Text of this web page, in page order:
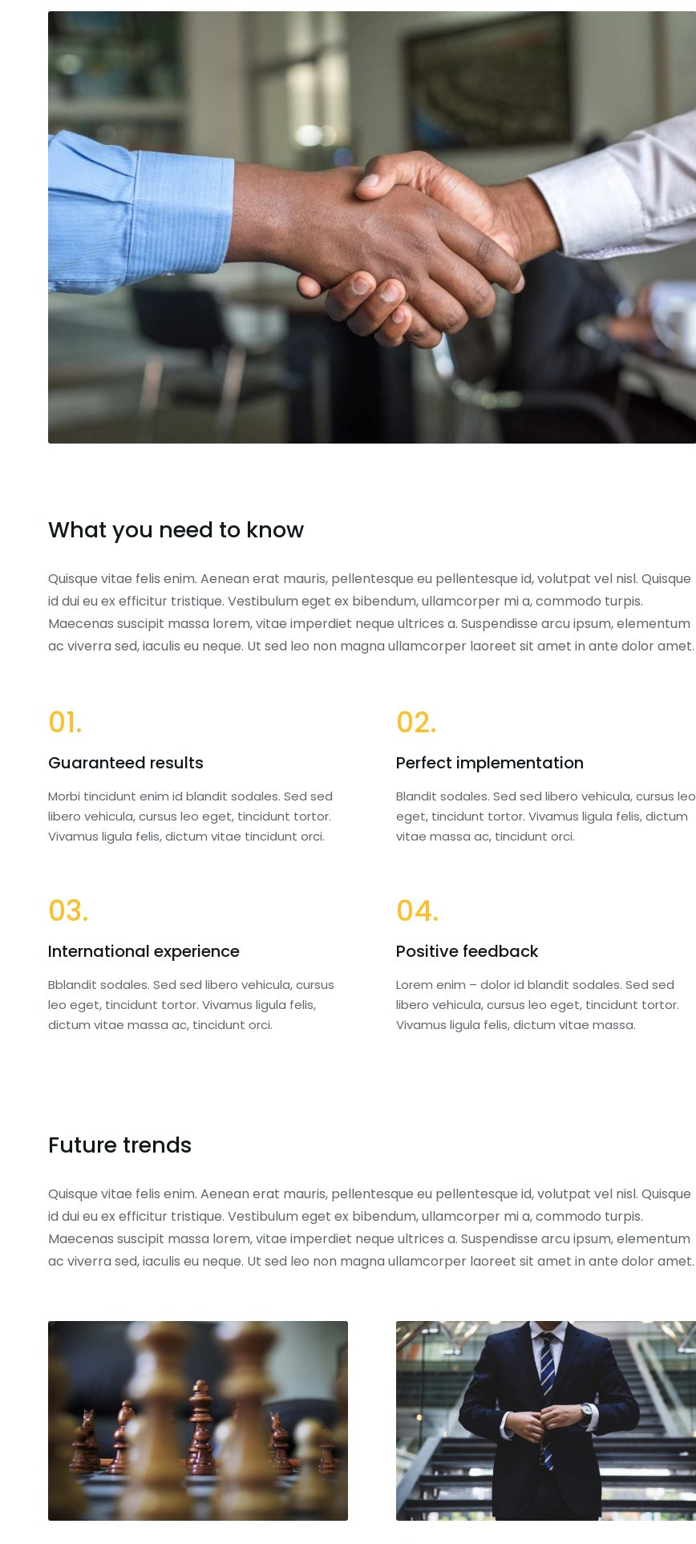
What you need to know
Quisque vitae felis enim. Aenean erat mauris, pellentesque eu pellentesque id, volutpat vel nisl. Quisque
id dui eu ex efficitur tristique. Vestibulum eget ex bibendum, ullamcorper mi a, commodo turpis.
Maecenas suscipit massa lorem, vitae imperdiet neque ultrices a. Suspendisse arcu ipsum, elementum
ac viverra sed, iaculis eu neque. Ut sed leo non magna ullamcorper laoreet sit amet in ante dolor amet.
01.
Guaranteed results
Morbi tincidunt enim id blandit sodales. Sed sed
libero vehicula, cursus leo eget, tincidunt tortor.
Vivamus ligula felis, dictum vitae tincidunt orci.
02.
Perfect implementation
Blandit sodales. Sed sed libero vehicula, cursus leo
eget, tincidunt tortor. Vivamus ligula felis, dictum
vitae massa ac, tincidunt orci.
03.
International experience
Bblandit sodales. Sed sed libero vehicula, cursus
leo eget, tincidunt tortor. Vivamus ligula felis,
dictum vitae massa ac, tincidunt orci.
04.
Positive feedback
Lorem enim – dolor id blandit sodales. Sed sed
libero vehicula, cursus leo eget, tincidunt tortor.
Vivamus ligula felis, dictum vitae massa.
Future trends
Quisque vitae felis enim. Aenean erat mauris, pellentesque eu pellentesque id, volutpat vel nisl. Quisque
id dui eu ex efficitur tristique. Vestibulum eget ex bibendum, ullamcorper mi a, commodo turpis.
Maecenas suscipit massa lorem, vitae imperdiet neque ultrices a. Suspendisse arcu ipsum, elementum
ac viverra sed, iaculis eu neque. Ut sed leo non magna ullamcorper laoreet sit amet in ante dolor amet.